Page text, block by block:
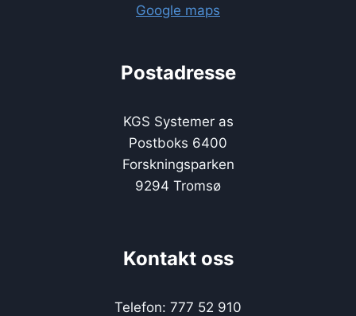
Google maps
Postadresse
KGS Systemer as
Postboks 6400
Forskningsparken
9294 Tromsø
Kontakt oss
Telefon: 777 52 910